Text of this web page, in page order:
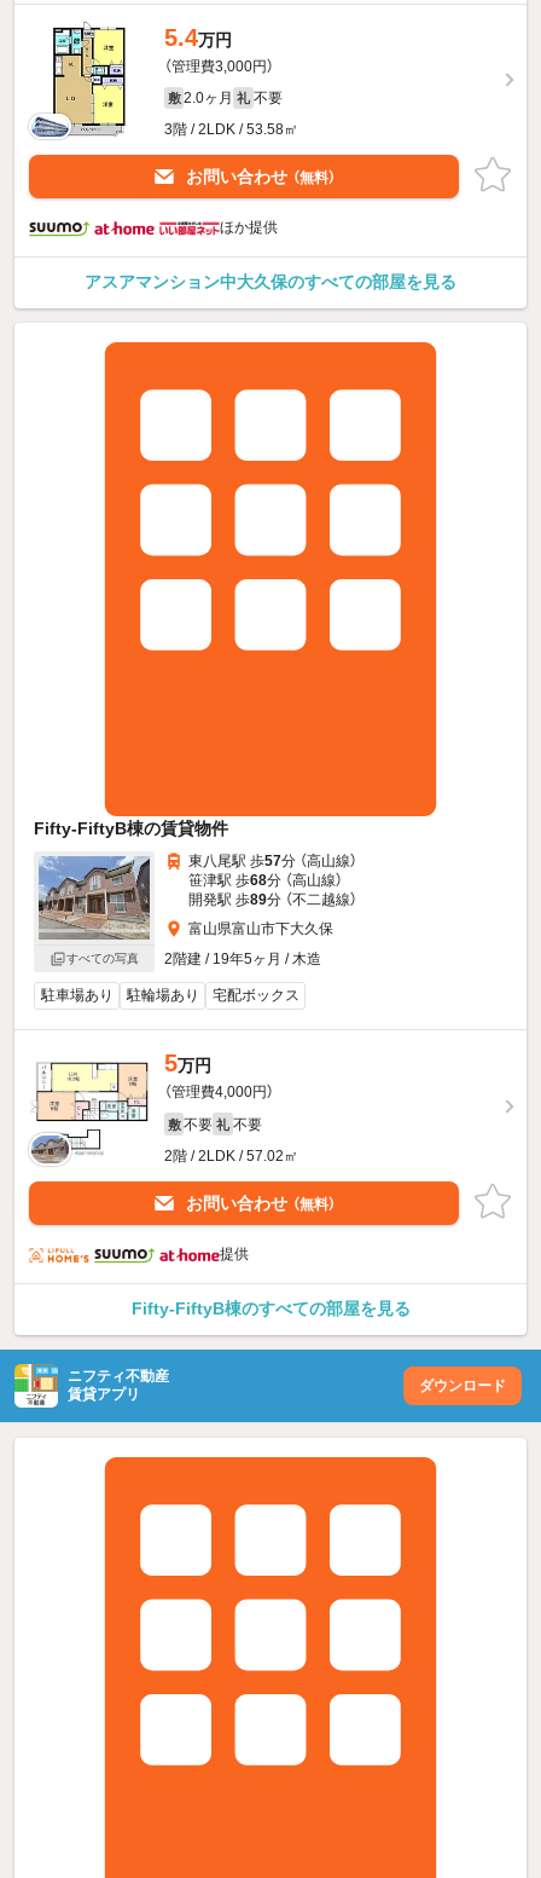
5.4万円
（管理費3,000円）
敷 2.0ヶ月 礼 不要
3階 / 2LDK / 53.58㎡
お問い合わせ （無料）
ほか提供
アスアマンション中大久保のすべての部屋を見る
Fifty-FiftyB棟の賃貸物件
すべての写真
東八尾駅 歩57分 （高山線）
笹津駅 歩68分 （高山線）
開発駅 歩89分 （不二越線）
富山県富山市下大久保
2階建 / 19年5ヶ月 / 木造
駐車場あり 駐輪場あり 宅配ボックス
5万円
（管理費4,000円）
敷 不要 礼 不要
2階 / 2LDK / 57.02㎡
お問い合わせ （無料）
提供
Fifty-FiftyB棟のすべての部屋を見る
ニフティ不動産
賃貸アプリ
ダウンロード